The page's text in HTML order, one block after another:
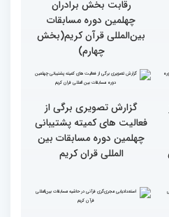
است
انس با قرآن در روابط
اجتماعی افراد تأثیرگذار است
گزارش تصویری دومین روز
رقابت بخش برادران
بین‌المللی قرآن کریم(بخش
چهارم)